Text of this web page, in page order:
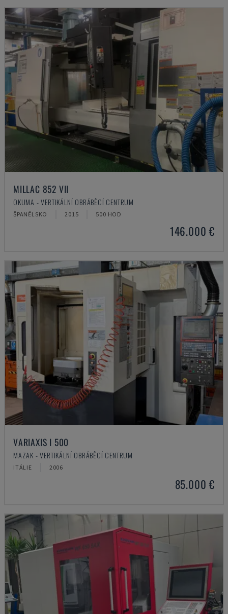
MILLAC 852 VII
OKUMA - VERTIKÁLNÍ OBRÁBĚCÍ CENTRUM
ŠPANĚLSKO 2015 500 HOD
146.000 €
VARIAXIS I 500
MAZAK - VERTIKÁLNÍ OBRÁBĚCÍ CENTRUM
ITÁLIE 2006
85.000 €